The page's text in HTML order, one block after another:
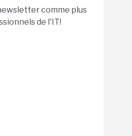
comme plus
de l'IT!